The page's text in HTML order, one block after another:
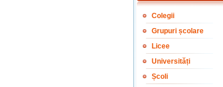
Colegii
Grupuri școlare
Licee
Universități
Școli